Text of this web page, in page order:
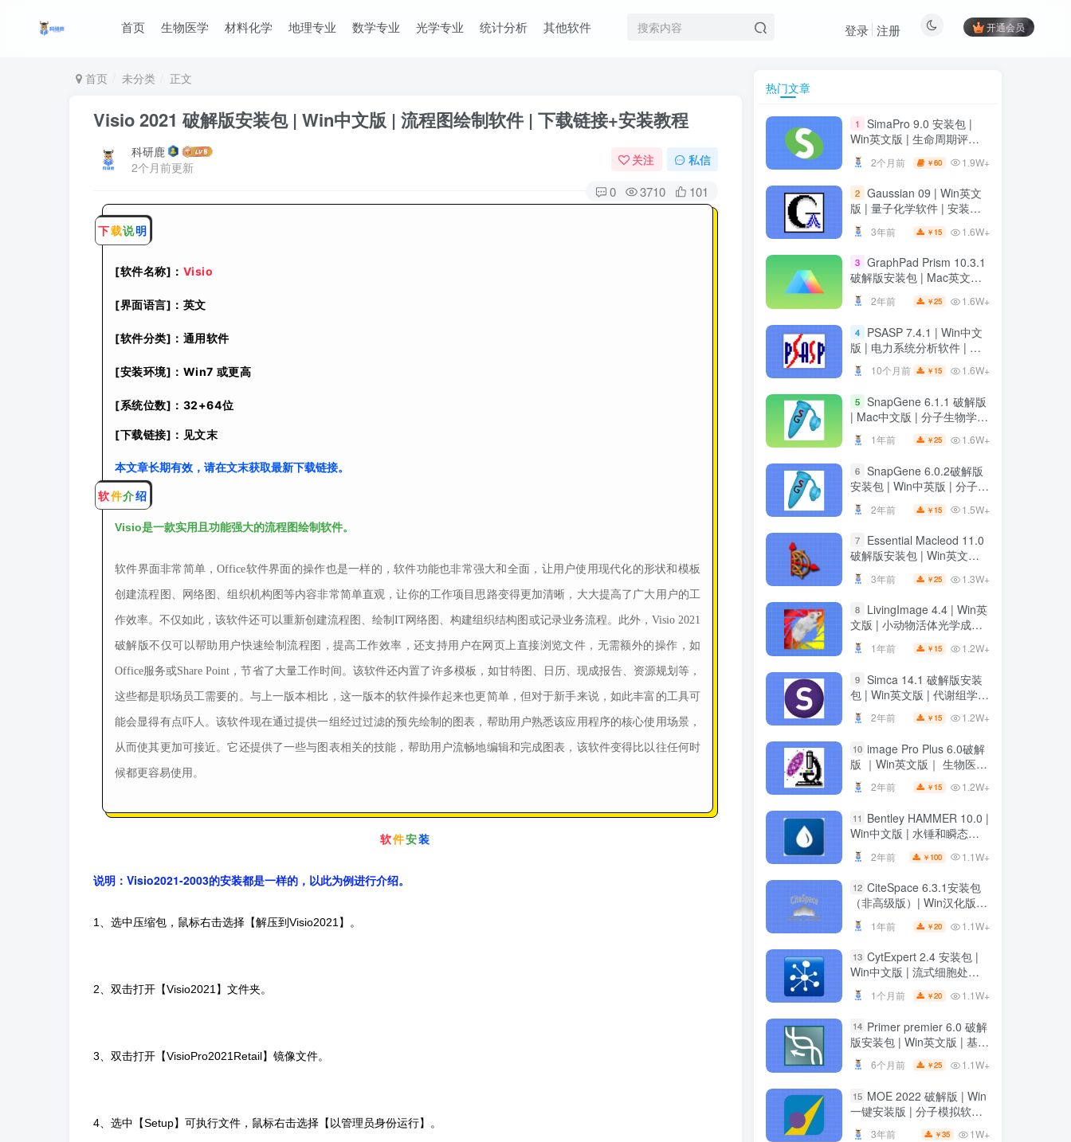
首页 生物医学 材料化学 地理专业 数学专业 光学专业 统计分析 其他软件 开通会员
登录 注册
首页 未分类 正文
Visio 2021 破解版安装包 | Win中文版 | 流程图绘制软件 | 下载链接+安装教程
科研鹿
2个月前更新
关注 私信
0 3710 101
下载说明
[软件名称]： Visio
[界面语言]：英文
[软件分类]：通用软件
[安装环境]：Win7 或更高
[系统位数]：32+64位
[下载链接]：见文末
本文章长期有效，请在文末获取最新下载链接。
软件介绍
Visio是一款实用且功能强大的流程图绘制软件。
软件界面非常简单，Office软件界面的操作也是一样的，软件功能也非常强大和全面，让用户使用现代化的形状和模板
创建流程图、网络图、组织机构图等内容非常简单直观，让你的工作项目思路变得更加清晰，大大提高了广大用户的工
作效率。不仅如此，该软件还可以重新创建流程图、绘制IT网络图、构建组织结构图或记录业务流程。此外，Visio 2021
破解版不仅可以帮助用户快速绘制流程图，提高工作效率，还支持用户在网页上直接浏览文件，无需额外的操作，如
Office服务或Share Point，节省了大量工作时间。该软件还内置了许多模板，如甘特图、日历、现成报告、资源规划等，
这些都是职场员工需要的。与上一版本相比，这一版本的软件操作起来也更简单，但对于新手来说，如此丰富的工具可
能会显得有点吓人。该软件现在通过提供一组经过过滤的预先绘制的图表，帮助用户熟悉该应用程序的核心使用场景，
从而使其更加可接近。它还提供了一些与图表相关的技能，帮助用户流畅地编辑和完成图表，该软件变得比以往任何时
候都更容易使用。
软件安装
说明：Visio2021-2003的安装都是一样的，以此为例进行介绍。
1、选中压缩包，鼠标右击选择【解压到Visio2021】。
2、双击打开【Visio2021】文件夹。
3、双击打开【VisioPro2021Retail】镜像文件。
4、选中【Setup】可执行文件，鼠标右击选择【以管理员身份运行】。
热门文章
1
SimaPro 9.0 安装包 |
Win英文版 | 生命周期评估
软件 | 安装教程
2个月前 ￥60 1.9W+
2 Gaussian 09 | Win英文
版 | 量子化学软件 | 安装教
程
3年前 ￥ 15 1.6W+
3 GraphPad Prism 10.3.1
破解版安装包 | Mac英文版 |
科研绘图软件 | 安装教程
2年前 ￥25 1.6W+
4
PSASP 7.4.1 | Win中文
版 | 电力系统分析软件 | 安
装教程
10个月前 ￥ 15 1.6W+
5 SnapGene 6.1.1 破解版
| Mac中文版 | 分子生物学软
件 | 安装教程 | 一键安装版
1年前 ￥25 1.6W+
6 SnapGene 6.0.2破解版
安装包 | Win中英版 | 分子生
物学软件 | 下载及安装教程
2年前 ￥ 15 1.5W+
7
Essential Macleod 11.0
破解版安装包 | Win英文版 |
光学薄膜分析与设计软件 |
下载及安装教程
3年前 ￥25 1.3W+
8
LivingImage 4.4 | Win英
文版 | 小动物活体光学成像
软件 | 安装教程
1年前 ￥ 15 1.2W+
9 Simca 14.1 破解版安装
包 | Win英文版 | 代谢组学数
据分析软件 | 安装教程
2年前 ￥ 15 1.2W+
10 image Pro Plus 6.0破解
版 ｜Win英文版｜ 生物医学
科研绘图软件 ｜安装教程
2年前 ￥ 15 1.2W+
11 Bentley HAMMER 10.0 |
Win中文版 | 水锤和瞬态分
析软件 | 安装教程
2年前 ￥ 100 1.1W+
12 CiteSpace 6.3.1安装包
（非高级版）| Win汉化版 |
文献可视化分析软件 | 下载
链接+安装教程
1年前 ￥20 1.1W+
13 CytExpert 2.4 安装包 |
Win中文版 | 流式细胞处理
软件 | 下载及安装教程
1个月前 ￥20 1.1W+
14 Primer premier 6.0 破解
版安装包 | Win英文版 | 基因
分析软件 | 安装教程 | 一键
安装6个月前 ￥25 1.1W+
15 MOE 2022 破解版 | Win
一键安装版 | 分子模拟软件 |
安装教程
3年前 ￥35 1W+